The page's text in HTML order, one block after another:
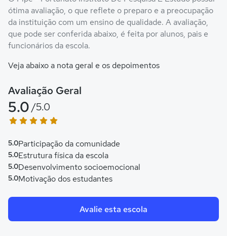
ótima avaliação, o que reflete o preparo e a preocupação
da instituição com um ensino de qualidade. A avaliação,
que pode ser conferida abaixo, é feita por alunos, pais e
funcionários da escola.
Veja abaixo a nota geral e os depoimentos
Avaliação Geral
5.0 /5.0
5.0Participação da comunidade
5.0Estrutura física da escola
5.0Desenvolvimento socioemocional
5.0Motivação dos estudantes
Avalie esta escola